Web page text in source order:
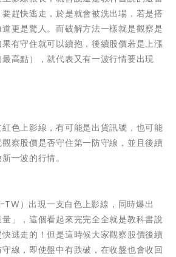
趕快逃走，於是就會被洗出場，若是搭
更是驚人。而破解方法一樣就是觀察是
有守住就可以續抱，後續股價若是上漲
高點），就代表又有一波行情要出現
色上影線，有可能是出貨訊號，也可能
察股價是否守住第一防守線，並且後續
一波的行情。
）出現一支白色上影線，同時爆出
量」，這個看起來完完全全就是教科書說
逃走的！但是這時候大家觀察股價後續
線，即使盤中有跌破，在收盤也會收回